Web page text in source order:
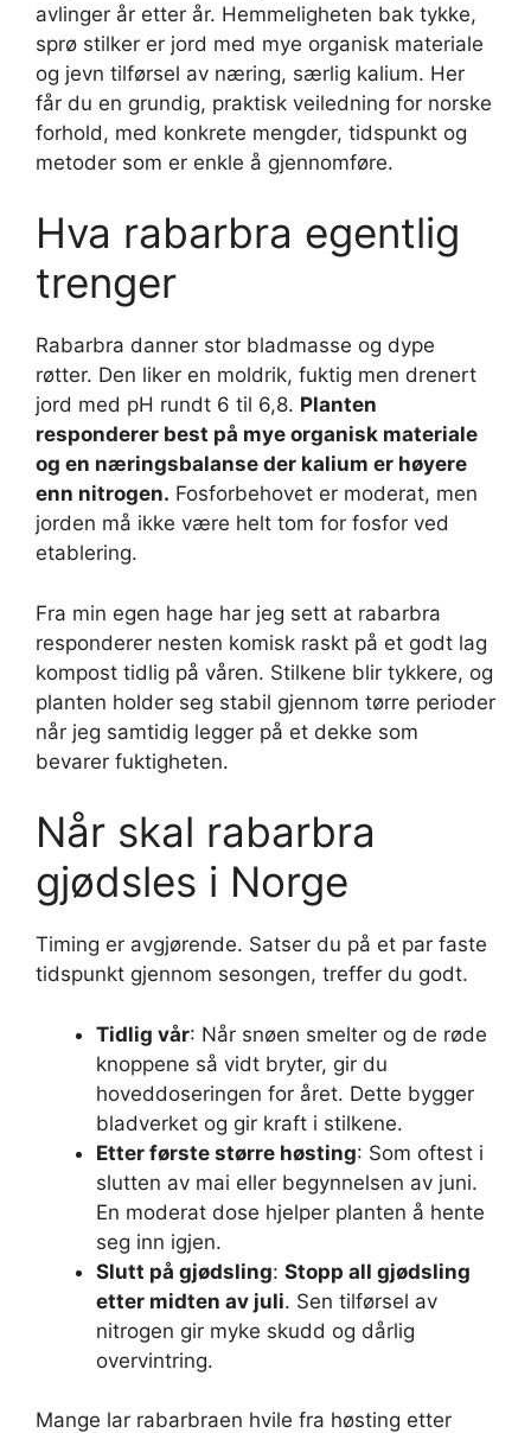
avlinger år etter år. Hemmeligheten bak tykke,
sprø stilker er jord med mye organisk materiale
og jevn tilførsel av næring, særlig kalium. Her
får du en grundig, praktisk veiledning for norske
forhold, med konkrete mengder, tidspunkt og
metoder som er enkle å gjennomføre.
Hva rabarbra egentlig
trenger
Rabarbra danner stor bladmasse og dype
røtter. Den liker en moldrik, fuktig men drenert
jord med pH rundt 6 til 6,8. Planten
responderer best på mye organisk materiale
og en næringsbalanse der kalium er høyere
enn nitrogen. Fosforbehovet er moderat, men
jorden må ikke være helt tom for fosfor ved
etablering.
Fra min egen hage har jeg sett at rabarbra
responderer nesten komisk raskt på et godt lag
kompost tidlig på våren. Stilkene blir tykkere, og
planten holder seg stabil gjennom tørre perioder
når jeg samtidig legger på et dekke som
bevarer fuktigheten.
Når skal rabarbra
gjødsles i Norge
Timing er avgjørende. Satser du på et par faste
tidspunkt gjennom sesongen, treffer du godt.
Tidlig vår: Når snøen smelter og de røde
knoppene så vidt bryter, gir du
hoveddoseringen for året. Dette bygger
bladverket og gir kraft i stilkene.
Etter første større høsting: Som oftest i
slutten av mai eller begynnelsen av juni.
En moderat dose hjelper planten å hente
seg inn igjen.
Slutt på gjødsling: Stopp all gjødsling
etter midten av juli. Sen tilførsel av
nitrogen gir myke skudd og dårlig
overvintring.
Mange lar rabarbraen hvile fra høsting etter